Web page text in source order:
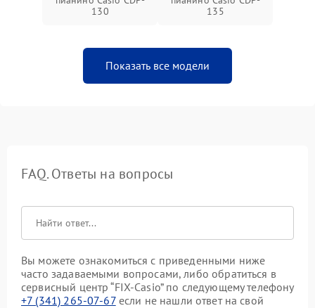
130
135
Показать все модели
FAQ. Ответы на вопросы
Вы можете ознакомиться с приведенными ниже
часто задаваемыми вопросами, либо обратиться в
сервисный центр “FIX-Casio” по следующему телефону
+7 (341) 265-07-67если не нашли ответ на свой